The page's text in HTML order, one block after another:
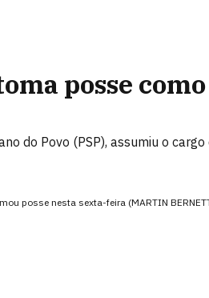
posse
do Povo (PSP), assumiu o
posse nesta sexta-feira (MARTIN